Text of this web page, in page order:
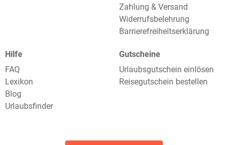
Zahlung & Versand
Widerrufsbelehrung
Barrierefreiheitserklärung
Hilfe
FAQ
Lexikon
Blog
Urlaubsfinder
Gutscheine
Urlaubsgutschein einlösen
Reisegutschein bestellen